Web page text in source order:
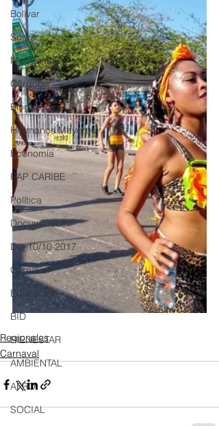
Bolívar
Sucre
Magdalena
Córdoba
Bloggeros
Hermanos Mayores
Economía
RAP CARIBE
Política
Documentos
Día 10/10 2017
Carnaval
Educación
BID
BIENESTAR
AMBIENTAL
AFRO
SOCIAL
Regionales
Carnaval